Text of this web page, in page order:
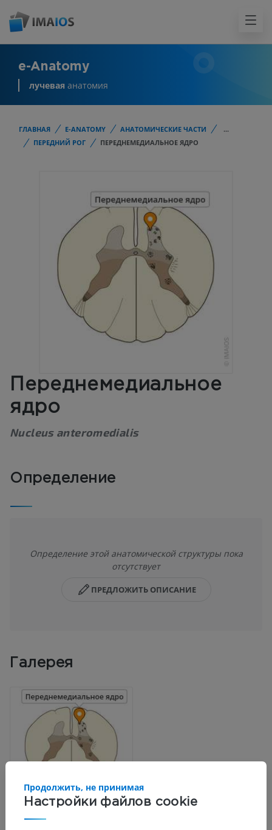
e-Anatomy
лучевая анатомия
ГЛАВНАЯ E-ANATOMY АНАТОМИЧЕСКИЕ ЧАСТИ
...
ПЕРЕДНИЙ РОГ
ПЕРЕДНЕМЕДИАЛЬНОЕ ЯДРО
Переднемедиальное
ядро
Nucleus anteromedialis
Определение
Определение этой анатомической структуры пока
отсутствует
ПРЕДЛОЖИТЬ ОПИСАНИЕ
Галерея
Настройки файлов cookie
Продолжить, не принимая